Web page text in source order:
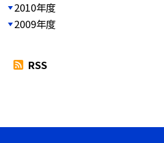
2010年度
2009年度
RSS